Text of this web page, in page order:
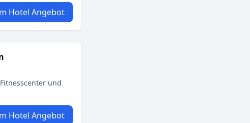
Hotel Angebot
und
Hotel Angebot